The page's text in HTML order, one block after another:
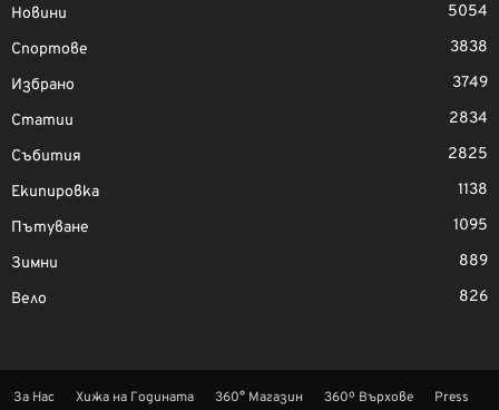
Новини
5054
Спортове
3838
Избрано
3749
Статии
2834
Събития
2825
Екипировка
1138
Пътуване
1095
Зимни
889
Вело
826
За Нас Хижа на Годината 360° Магазин 360º Върхове Press